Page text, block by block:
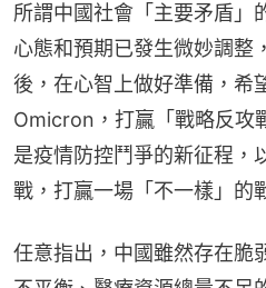
所謂中國社會「主要矛盾」
心態和預期已發生微妙調整
後，在心智上做好準備，希
Omicron，打贏「戰略反攻
是疫情防控鬥爭的新征程，
戰，打贏一場「不一樣」的
任意指出，中國雖然存在脆